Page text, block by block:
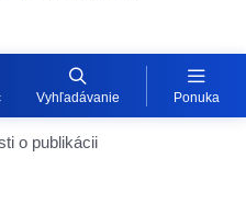
Vyhľadávanie Ponuka
o publikácii
Portlet